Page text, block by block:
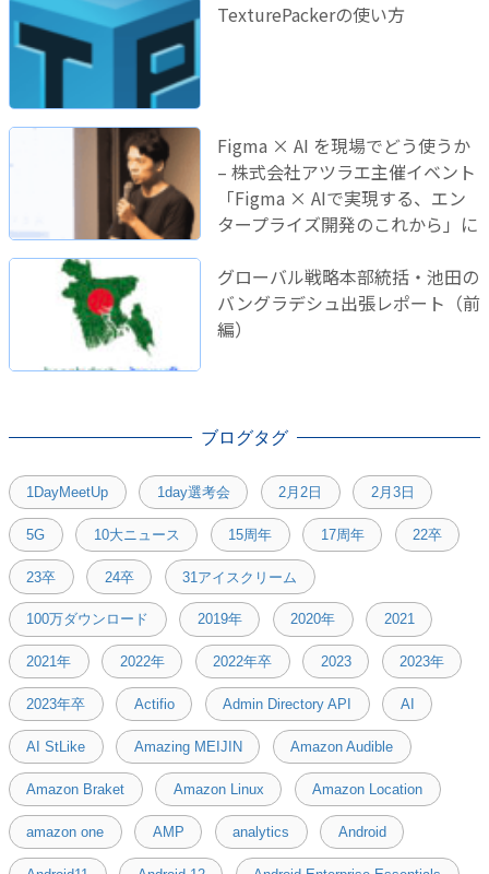
TexturePackerの使い方
Figma × AI を現場でどう使うか
– 株式会社アツラエ主催イベント
「Figma × AIで実現する、エン
タープライズ開発のこれから」に
グローバル戦略本部統括・池田の
バングラデシュ出張レポート（前
編）
ブログタグ
1DayMeetUp 1day選考会 2月2日 2月3日
5G 10大ニュース 15周年 17周年 22卒
23卒 24卒 31アイスクリーム
100万ダウンロード 2019年 2020年 2021
2021年 2022年 2022年卒 2023 2023年
2023年卒 Actifio Admin Directory API AI
AI StLike Amazing MEIJIN Amazon Audible
Amazon Braket Amazon Linux Amazon Location
amazon one AMP analytics Android